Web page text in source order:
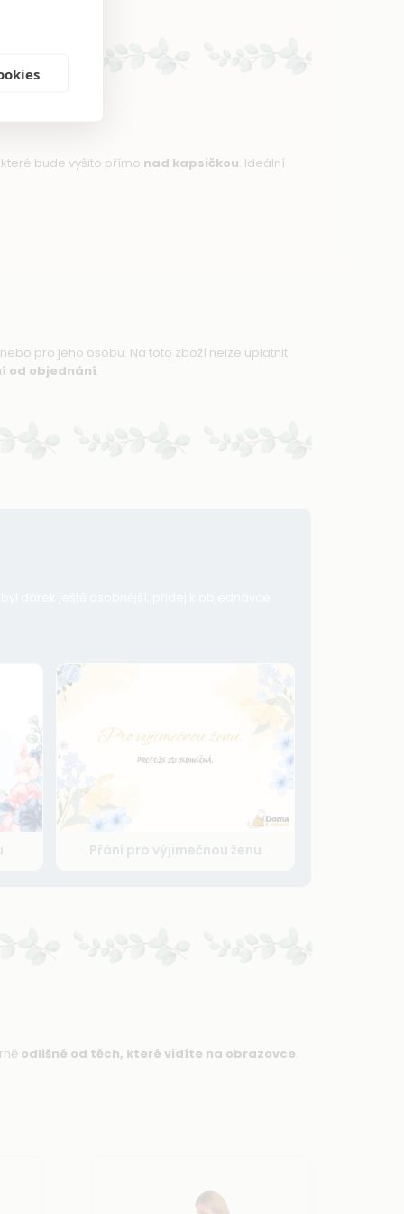
bude vyšito přímo nad kapsičkou. Ideální
pro jeho osobu. Na toto zboží nelze uplatnit
od objednání.
Přání pro výjimečnou ženu
odlišné od těch, které vidíte na obrazovce.